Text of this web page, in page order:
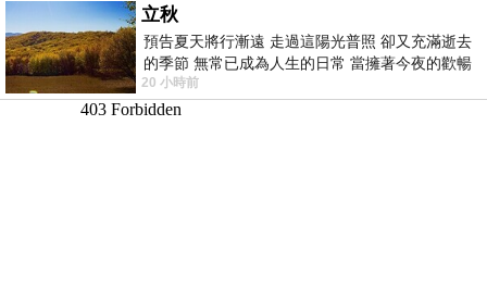
立秋
預告夏天將行漸遠 走過這陽光普照 卻又充滿逝去
的季節 無常已成為人生的日常 當擁著今夜的歡暢
舒心 轉眼驟成昨日 而明晨 太陽
20 小時前